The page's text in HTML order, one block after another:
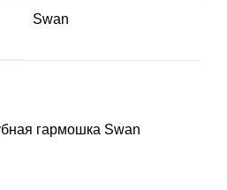
Swan
гармошка Swan